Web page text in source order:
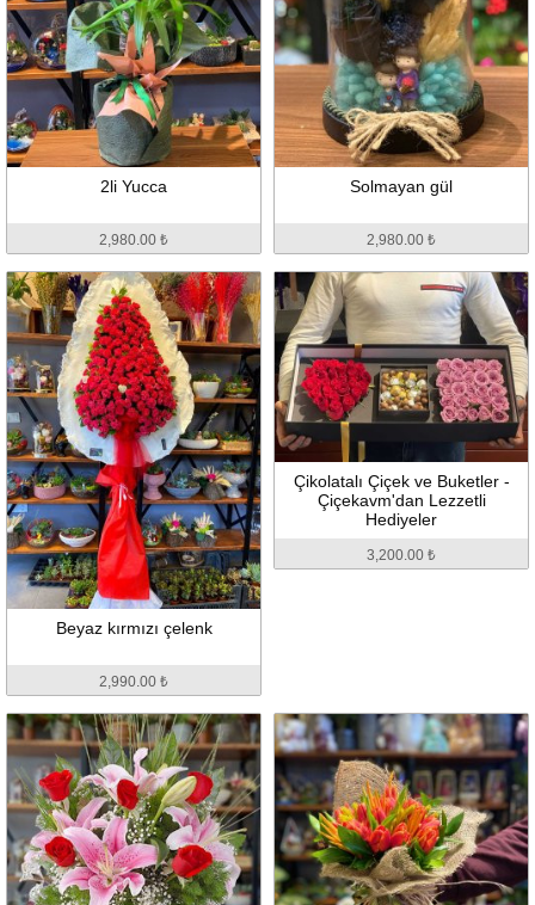
2li Yucca
2,980.00 ₺
Solmayan gül
2,980.00 ₺
Beyaz kırmızı çelenk
2,990.00 ₺
Çikolatalı Çiçek ve Buketler -
Çiçekavm'dan Lezzetli
Hediyeler
3,200.00 ₺